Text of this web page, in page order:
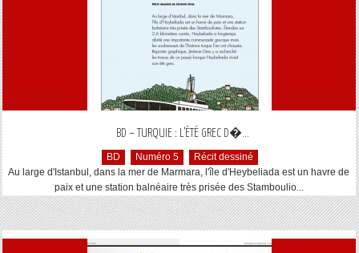
BD – TURQUIE : L’ÉTÉ GREC D�...
BD Numéro 5
Récit dessiné
Au large d'Istanbul, dans la mer de Marmara, l'île d'Heybeliada est un havre de
paix et une station balnéaire très prisée des Stamboulio...